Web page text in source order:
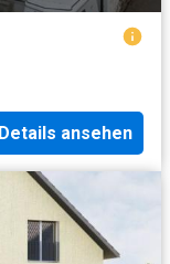
Details ansehen